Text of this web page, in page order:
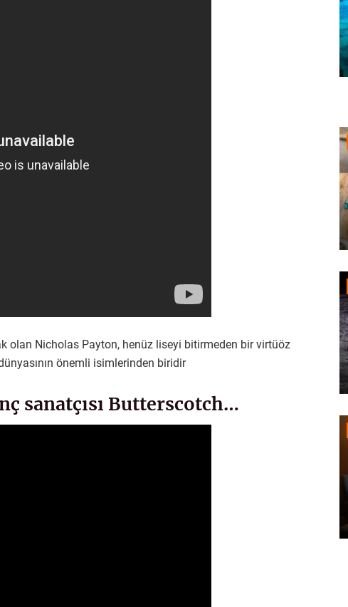
olan Nicholas Payton, henüz liseyi bitirmeden bir virtüöz
önemli isimlerinden biridir
sanatçısı Butterscotch…